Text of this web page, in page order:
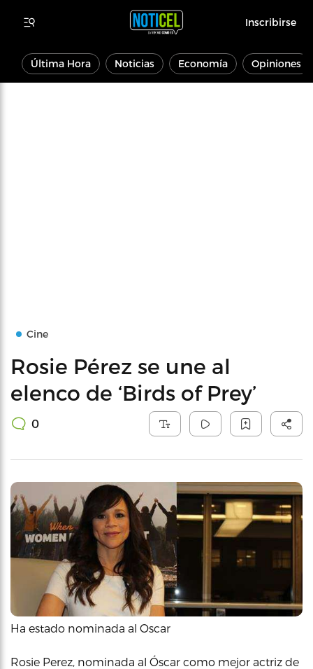
Inscribirse
Última Hora Noticias Economía Opiniones
Cine
Rosie Pérez se une al
elenco de ‘Birds of Prey’
0
Ha estado nominada al Oscar
Rosie Perez, nominada al Óscar como mejor actriz de